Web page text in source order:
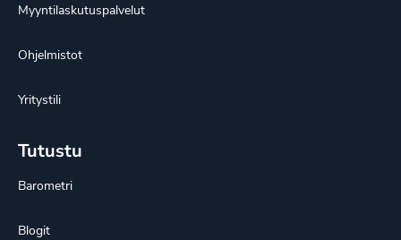
Myyntilaskutuspalvelut
Ohjelmistot
Yritystili
Tutustu
Barometri
Blogit